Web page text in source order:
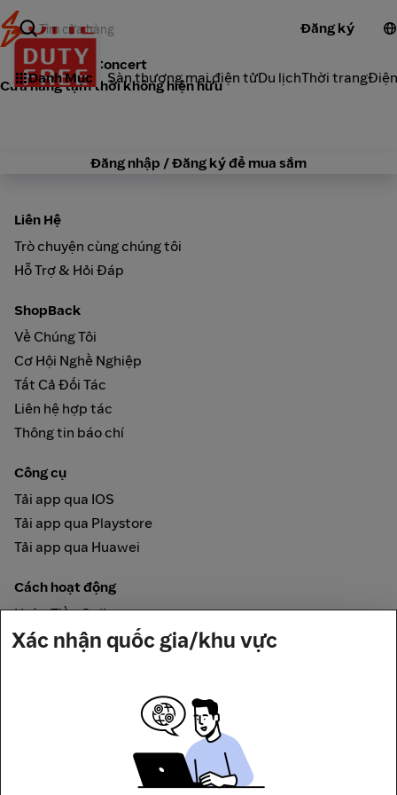
Đăng ký
Danh Mục Sàn thương mại điện tửDu lịchThời trang
Lotte Family Concert
Cừa hàng tạm thời không hiện hữu
Đăng nhập / Đăng ký để mua sắm
Liên Hệ
Trò chuyện cùng chúng tôi
Hỗ Trợ & Hỏi Đáp
ShopBack
Về Chúng Tôi
Cơ Hội Nghề Nghiệp
Tất Cả Đối Tác
Liên hệ hợp tác
Thông tin báo chí
Công cụ
Tải app qua IOS
Tải app qua Playstore
Tải app qua Huawei
Cách hoạt động
Hoàn Tiền Online
Được đảm bảo bởi
Xác nhận quốc gia/khu vực